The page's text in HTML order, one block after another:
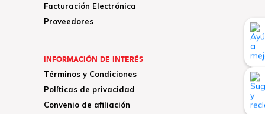
Facturación Electrónica
Proveedores
INFORMACIÓN DE INTERÉS
Términos y Condiciones
Políticas de privacidad
Convenio de afiliación